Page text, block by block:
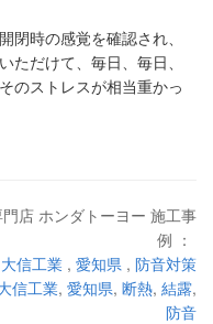
時の感覚を確認され、
ただけて、毎日、毎日、
のストレスが相当重かっ
店 ホンダトーヨー 施工事
例 ：
大信工業 , 愛知県 , 防音対策
信工業, 愛知県, 断熱, 結露,
防音